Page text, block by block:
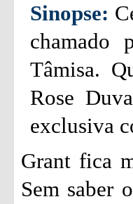
Sinopse:
chamado
Tâmisa.
Rose
exclusiva
Grant fica
Sem saber